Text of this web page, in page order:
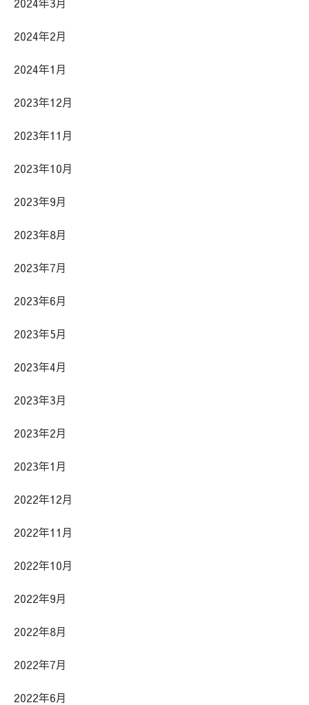
2024年2月
2024年1月
2023年12月
2023年11月
2023年10月
2023年9月
2023年8月
2023年7月
2023年6月
2023年5月
2023年4月
2023年3月
2023年2月
2023年1月
2022年12月
2022年11月
2022年10月
2022年9月
2022年8月
2022年7月
2022年6月